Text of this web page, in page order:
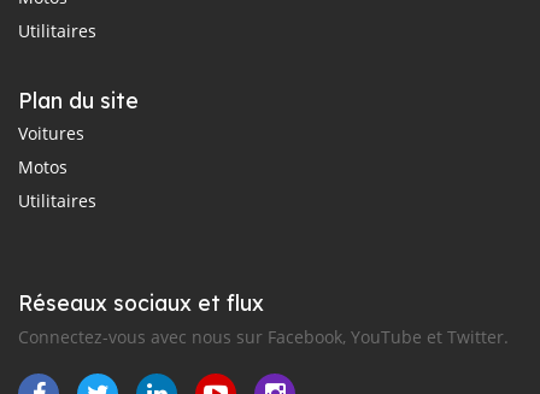
Utilitaires
Plan du site
Voitures
Motos
Utilitaires
Réseaux sociaux et flux
Connectez-vous avec nous sur Facebook, YouTube et Twitter.